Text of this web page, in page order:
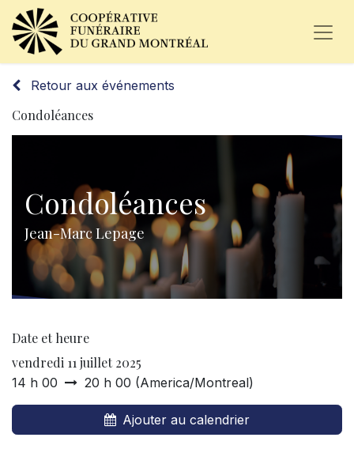
Retour aux événements
Condoléances
Condoléances
Jean-Marc Lepage
Date et heure
vendredi 11 juillet 2025
14 h 00 20 h 00 (America/Montreal)
Ajouter au calendrier